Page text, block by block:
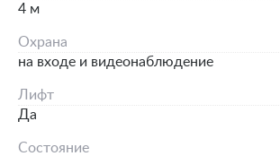
4 м
Охрана
на входе и видеонаблюдение
Лифт
Да
Состояние